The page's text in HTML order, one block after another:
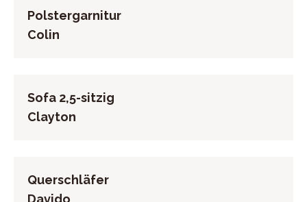
Polstergarnitur
Colin
Sofa 2,5-sitzig
Clayton
Querschläfer
Davido